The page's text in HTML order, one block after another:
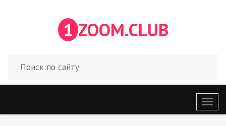
1 ZOOM.CLUB
меню